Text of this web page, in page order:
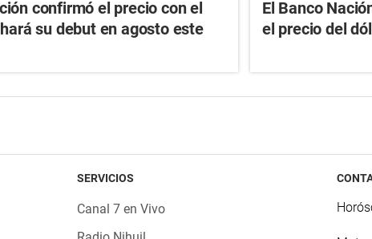
confirmó el precio con el
su debut en agosto este
El Banco
el precio del
SERVICIOS
Canal 7 en Vivo